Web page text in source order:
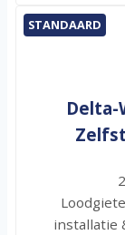
STANDAARD
installatie